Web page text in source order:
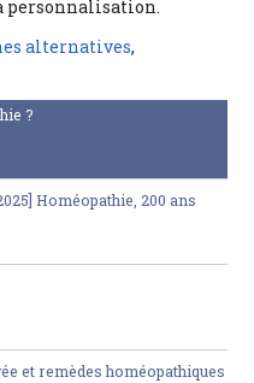
alternatives,
?
Homéopathie, 200 ans
et remèdes homéopathiques